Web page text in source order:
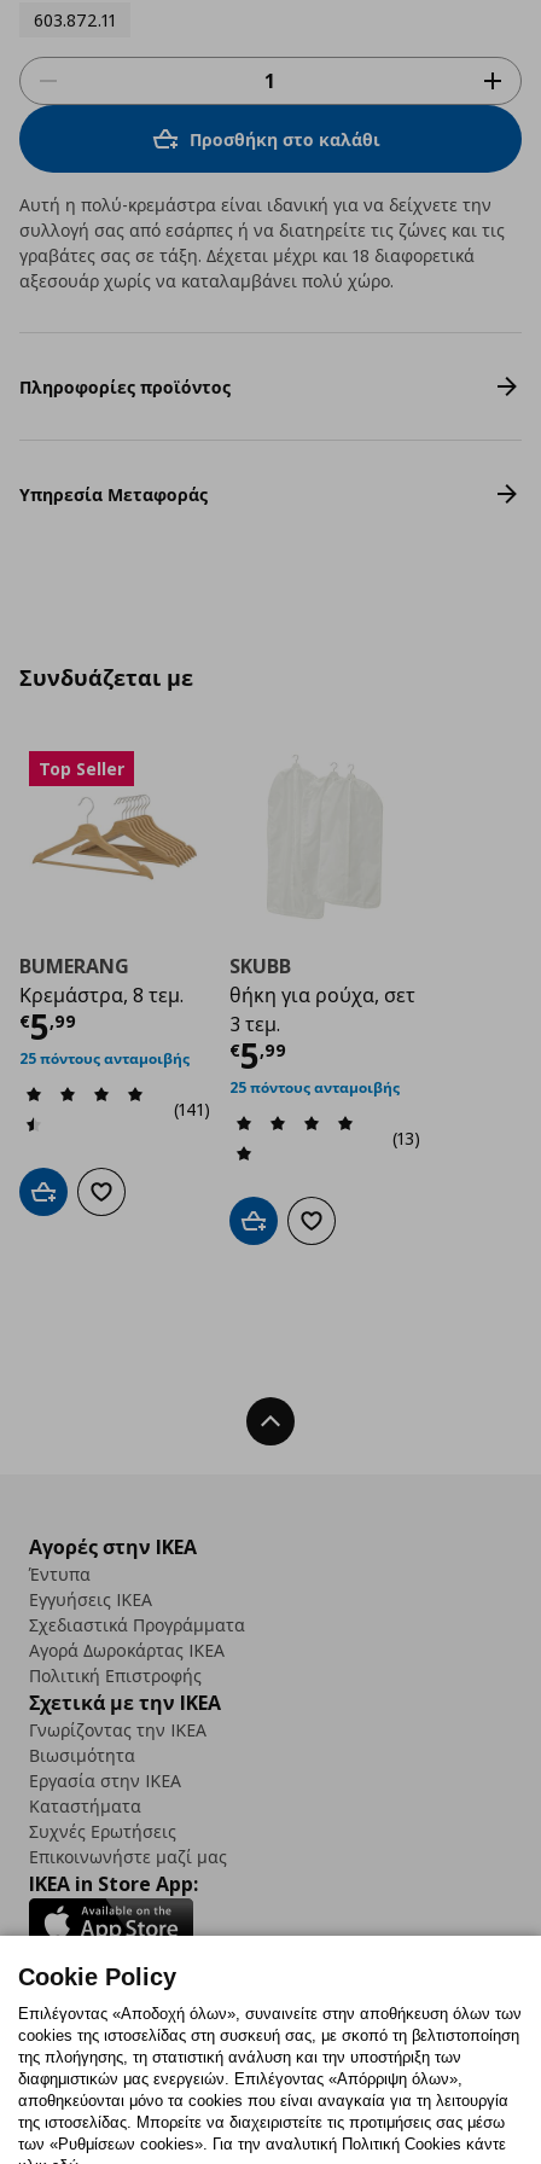
603.872.11
Προσθήκη στο καλάθι
Αυτή η πολύ-κρεμάστρα είναι ιδανική για να δείχνετε την
συλλογή σας από εσάρπες ή να διατηρείτε τις ζώνες και τις
γραβάτες σας σε τάξη. Δέχεται μέχρι και 18 διαφορετικά
αξεσουάρ χωρίς να καταλαμβάνει πολύ χώρο.
Πληροφορίες προϊόντος
Υπηρεσία Μεταφοράς
Συνδυάζεται με
Top Seller
BUMERANG
Κρεμάστρα, 8 τεμ.
€5,99
Τρέχουσα τιμή€ 5,99
25 πόντους ανταμοιβής
(141)
Προσθήκη στο καλάθι
Προσθήκη στα αγαπημένα
SKUBB
θήκη για ρούχα, σετ
3 τεμ.
€5,99
Τρέχουσα τιμή
25 πόντους ανταμοιβής
(13)
Προσθήκη στο καλάθι
Προσθήκη στα αγαπημένα
Back To Top
Αγορές στην IKEA
Έντυπα
Εγγυήσεις IKEA
Σχεδιαστικά Προγράμματα
Αγορά Δωρoκάρτας IKEA
Πολιτική Επιστροφής
Σχετικά με την IKEA
Γνωρίζοντας την IKEA
Βιωσιμότητα
Εργασία στην IKEA
Καταστήματα
Συχνές Ερωτήσεις
Επικοινωνήστε μαζί μας
IKEA in Store App:
Follow us:
FacebookInstagram
TikTokYoutubePinterestTwitter
Cookie Policy
Επιλέγοντας «Αποδοχή όλων», συναινείτε στην αποθήκευση όλων των
cookies της ιστοσελίδας στη συσκευή σας, με σκοπό τη βελτιστοποίηση
της πλοήγησης, τη στατιστική ανάλυση και την υποστήριξη των
διαφημιστικών μας ενεργειών. Επιλέγοντας «Απόρριψη όλων»,
αποθηκεύονται μόνο τα cookies που είναι αναγκαία για τη λειτουργία
της ιστοσελίδας. Μπορείτε να διαχειριστείτε τις προτιμήσεις σας μέσω
των «Ρυθμίσεων cookies». Για την αναλυτική Πολιτική Cookies κάντε